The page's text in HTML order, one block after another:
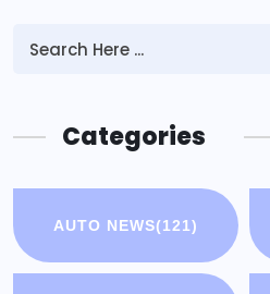
Categories
AUTO NEWS(121)